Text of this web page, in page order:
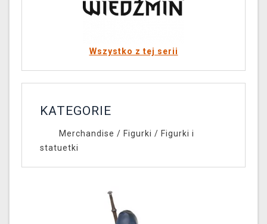
Wszystko z tej serii
KATEGORIE
Merchandise / Figurki / Figurki i
statuetki